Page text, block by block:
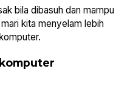
bila dibasuh dan mampu
kita menyelam lebih